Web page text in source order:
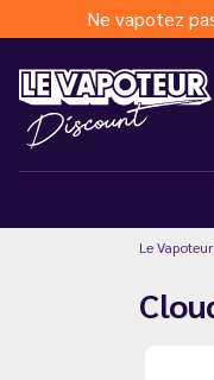
Ne vapotez
Le